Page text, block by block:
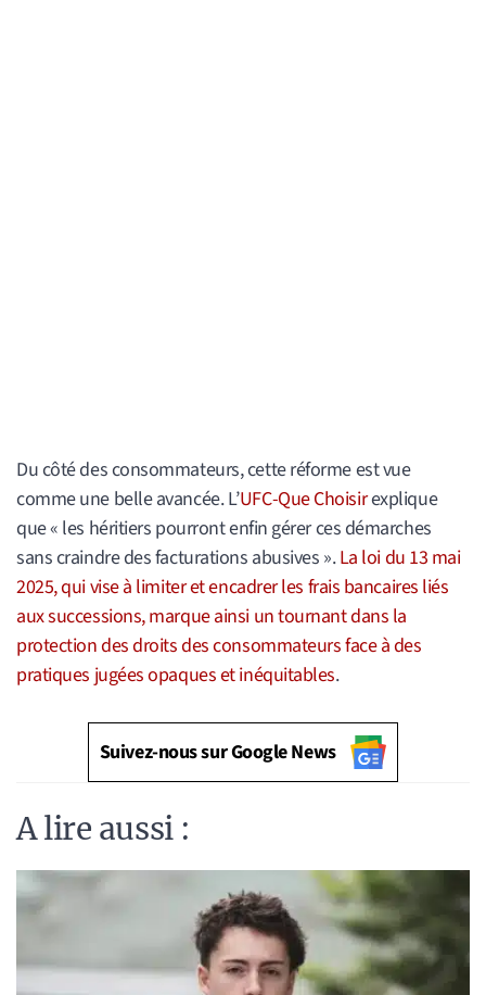
Du côté des consommateurs, cette réforme est vue
comme une belle avancée. L’UFC-Que Choisirexplique
que « les héritiers pourront enfin gérer ces démarches
sans craindre des facturations abusives ».La loi du 13 mai
2025, qui vise à limiter et encadrer les frais bancaires liés
aux successions, marque ainsi un tournant dans la
protection des droits des consommateurs face à des
pratiques jugées opaques et inéquitables.
Suivez-nous sur Google News
A lire aussi :